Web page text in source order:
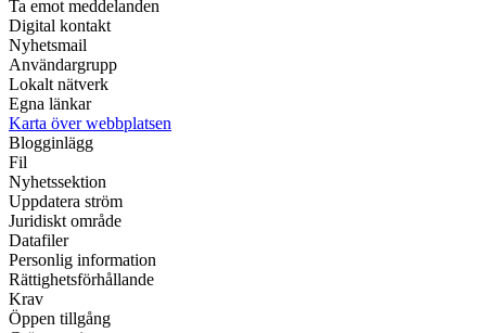
Ta emot meddelanden
Digital kontakt
Nyhetsmail
Användargrupp
Lokalt nätverk
Egna länkar
Karta över webbplatsen
Blogginlägg
Fil
Nyhetssektion
Uppdatera ström
Juridiskt område
Datafiler
Personlig information
Rättighetsförhållande
Krav
Öppen tillgång